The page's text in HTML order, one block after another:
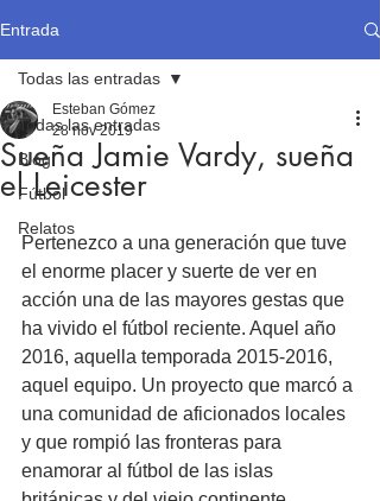
Entrada
Todas las entradas
Blog
Fútbol
Relatos
Todas las entradas
Sueña Jamie Vardy, sueña
el Leicester
Esteban Gómez
28 nov 2019
Pertenezco a una generación que tuve
el enorme placer y suerte de ver en
acción una de las mayores gestas que
ha vivido el fútbol reciente. Aquel año
2016, aquella temporada 2015-2016,
aquel equipo. Un proyecto que marcó a
una comunidad de aficionados locales
y que rompió las fronteras para
enamorar al fútbol de las islas